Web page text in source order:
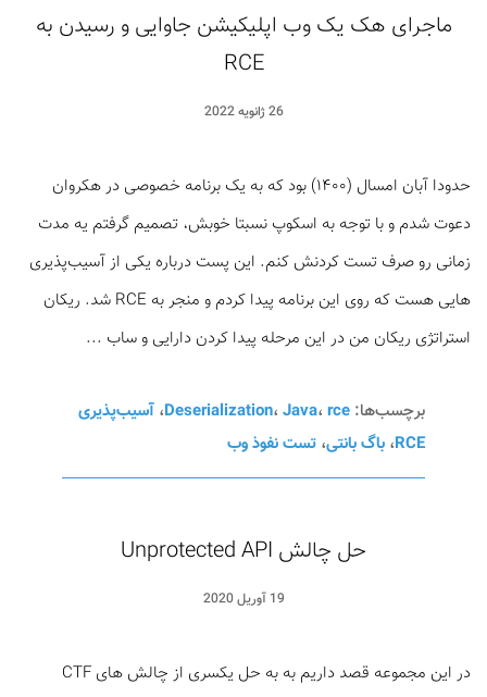
ماجرای هک یک وب اپلیکیشن جاوایی و رسیدن به
RCE
26 ژانویه 2022
حدودا آبان امسال (۱۴۰۰) بود که به یک برنامه خصوصی در هکروان
دعوت شدم و با توجه به اسکوپ نسبتا خوبش، تصمیم گرفتم یه مدت
زمانی رو صرف تست کردنش کنم. این پست درباره یکی از آسیب‌پذیری
هایی هست که روی این برنامه پیدا کردم و منجر به RCE شد. ریکان
استراتژی ریکان من در این مرحله پیدا کردن دارایی و ساب ...
برچسب‌ها: Deserialization،Java،rce ، آسیب‌پذیری
RCE، باگ بانتی، تست نفوذ وب
حل چالش Unprotected API
19 آوریل 2020
در این مجموعه قصد داریم به به حل یکسری از چالش های CTF